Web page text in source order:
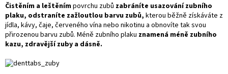
Čistěním a leštěnímpovrchu zubů zabráníte usazování zubního
plaku, odstraníte zažloutlou barvu zubů, kterou běžně získáváte z
jídla, kávy, čaje, červeného vína nebo nikotinu a obnovíte tak svou
přirozenou barvu zubů. Méně zubního plaku znamená méně zubního
kazu, zdravější zuby a dásně.